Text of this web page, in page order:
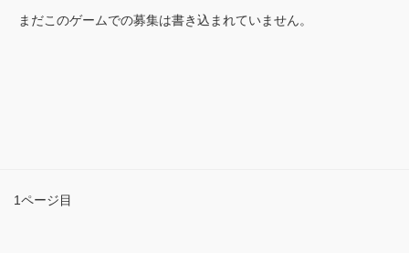
まだこのゲームでの募集は書き込まれていません。
1ページ目